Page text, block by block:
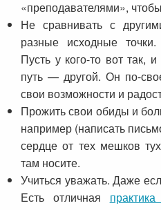
«преподавателями»,
Не сравнивать с
разные исходные
Пусть у кого-то вот так,
путь — другой. Он по-
свои возможности и
Прожить свои обиды и
например (написать
сердце от тех мешков
там носите.
Учиться уважать. Даже
Есть отличная